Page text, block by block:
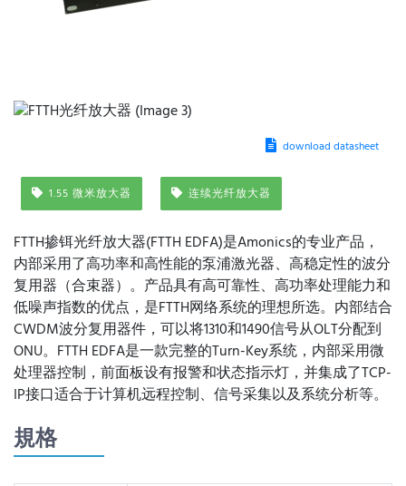
download datasheet
1.55 微米放大器 连续光纤放大器
FTTH掺铒光纤放大器(FTTH EDFA)是Amonics的专业产品，
内部采用了高功率和高性能的泵浦激光器、高稳定性的波分
复用器（合束器）。产品具有高可靠性、高功率处理能力和
低噪声指数的优点，是FTTH网络系统的理想所选。内部结合
CWDM波分复用器件，可以将1310和1490信号从OLT分配到
ONU。FTTH EDFA是一款完整的Turn-Key系统，内部采用微
处理器控制，前面板设有报警和状态指示灯，并集成了TCP-
IP接口适合于计算机远程控制、信号采集以及系统分析等。
規格